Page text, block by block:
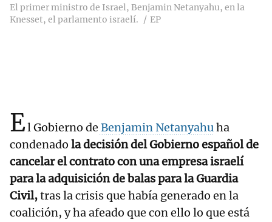
El primer ministro de Israel, Benjamin Netanyahu, en la
Knesset, el parlamento israelí.
EP
El Gobierno de Benjamin Netanyahuha
condenado la decisión del Gobierno español de
cancelar el contrato con una empresa israelí
para la adquisición de balas para la Guardia
Civil,tras la crisis que había generado en la
coalición, y ha afeado que con ello lo que está